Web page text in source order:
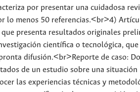
por presentar una cuidadosa
lo menos 50 referencias.<br>4)
presenta resultados originales
científica o tecnológica,
difusión.<br>Reporte de caso:
de un estudio sobre una
las experiencias técnicas y